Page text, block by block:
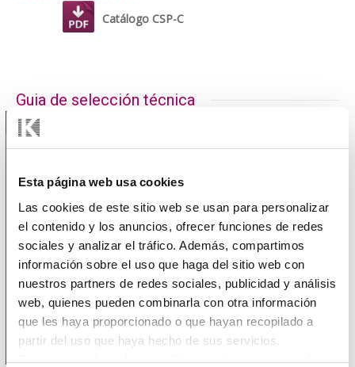
Esta página web usa cookies
Las cookies de este sitio web se usan para personalizar
el contenido y los anuncios, ofrecer funciones de redes
sociales y analizar el tráfico. Además, compartimos
información sobre el uso que haga del sitio web con
nuestros partners de redes sociales, publicidad y análisis
web, quienes pueden combinarla con otra información
que les haya proporcionado o que hayan recopilado a
partir del uso que haya hecho de sus servicios.
En este sentido podemos utilizar cookies propias y de
Catálogo CSP-C
Guia de selección técnica
1 / 1